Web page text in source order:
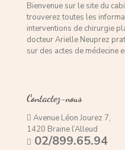
Bienvenue sur le site du
trouverez toutes les
interventions de chirurgie
docteur Arielle Neuprez
sur des actes de médecine
Contactez-nous
Avenue Léon Jourez 7,
1420 Braine l’Alleud
02/899.65.94